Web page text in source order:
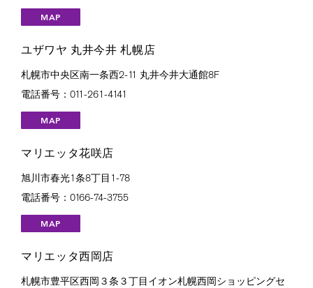
MAP
ユザワヤ 丸井今井 札幌店
札幌市中央区南一条西2-11 丸井今井大通館8F
電話番号：011-261-4141
MAP
マリエッタ花咲店
旭川市春光1条8丁目1-78
電話番号：0166-74-3755
MAP
マリエッタ西岡店
札幌市豊平区西岡３条３丁目イオン札幌西岡ショッピングセ